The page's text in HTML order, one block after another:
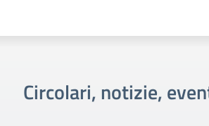
Circolari, notizie,